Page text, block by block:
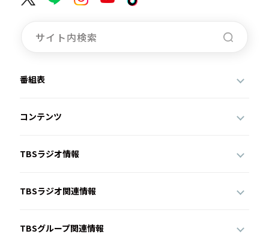
番組表
コンテンツ
TBSラジオ情報
TBSラジオ関連情報
TBSグループ関連情報